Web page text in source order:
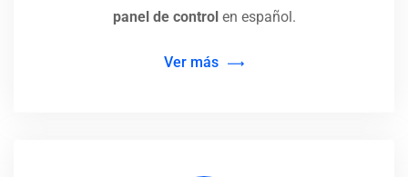
panel de control en español.
Ver más